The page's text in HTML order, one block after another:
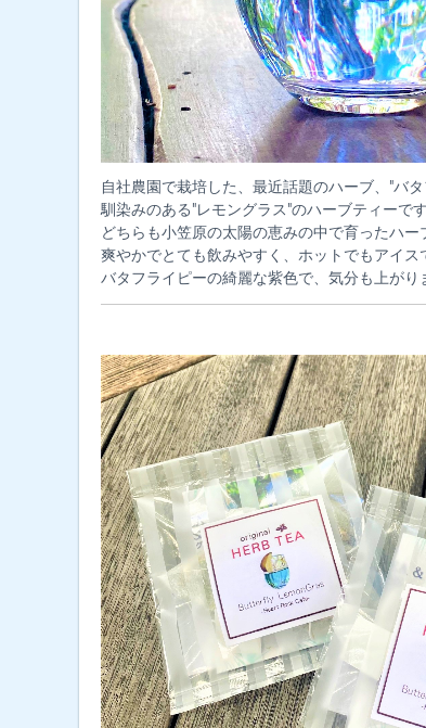
自社農園で栽培した、最近話題のハーブ、"バタ
馴染みのある"レモングラス"のハーブティーです
どちらも小笠原の太陽の恵みの中で育ったハー
爽やかでとても飲みやすく、ホットでもアイス
バタフライピーの綺麗な紫色で、気分も上がり